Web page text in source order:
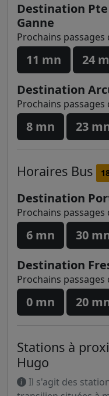
Destination
Ganne
Prochains passages
11 mn
24
Destination
Prochains passages
8 mn 23
Horaires Bus
Destination
Prochains passages
6 mn
30
Destination
Prochains passages
0 mn 20
Stations à
Hugo
Il s'agit des